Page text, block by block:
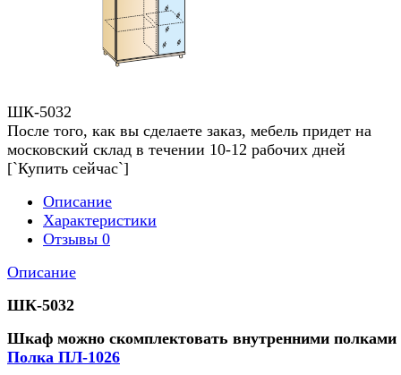
ШК-5032
После того, как вы сделаете заказ, мебель придет на
московский склад в течении 10-12 рабочих дней
[`Купить сейчас`]
Описание
Характеристики
Отзывы 0
Описание
ШК-5032
Шкаф можно скомплектовать внутренними полками
Полка ПЛ-1026